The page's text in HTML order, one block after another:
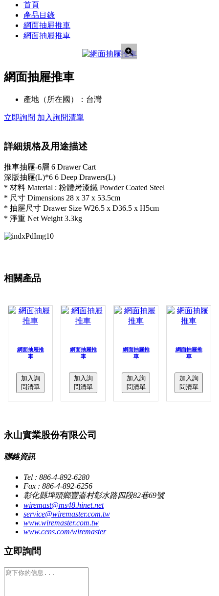
首頁
產品目錄
網面抽屜推車
網面抽屜推車
網面抽屜推車
產地（所在國）： 台灣
立即詢問 加入詢問清單
詳細規格及用途描述
推車抽屜-6層 6 Drawer Cart
深版抽屜(L)*6 6 Deep Drawers(L)
* 材料 Material : 粉體烤漆鐵 Powder Coated Steel
* 尺寸 Dimensions 28 x 37 x 53.5cm
* 抽屜尺寸 Drawer Size W26.5 x D36.5 x H5cm
* 淨重 Net Weight 3.3kg
相關產品
網面抽屜推
車
加入詢
問清單
網面抽屜推
車
加入詢
問清單
網面抽屜推
車
加入詢
問清單
網面抽屜推
車
加入詢
問清單
永山實業股份有限公司
聯絡資訊
Tel : 886-4-892-6280
Fax : 886-4-892-6256
彰化縣埤頭鄉豐崙村彰水路四段82巷69號
wiremast@ms48.hinet.net
service@wiremaster.com.tw
www.wiremaster.com.tw
www.cens.com/wiremaster
立即詢問